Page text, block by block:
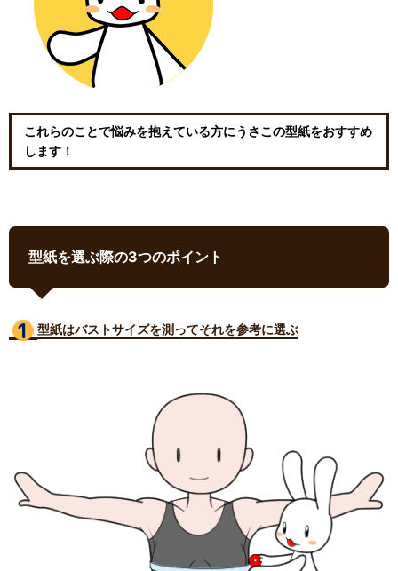
これらのことで悩みを抱えている方にうさこの型紙をおすすめ
します！
型紙を選ぶ際の3つのポイント
型紙はバストサイズを測ってそれを参考に選ぶ